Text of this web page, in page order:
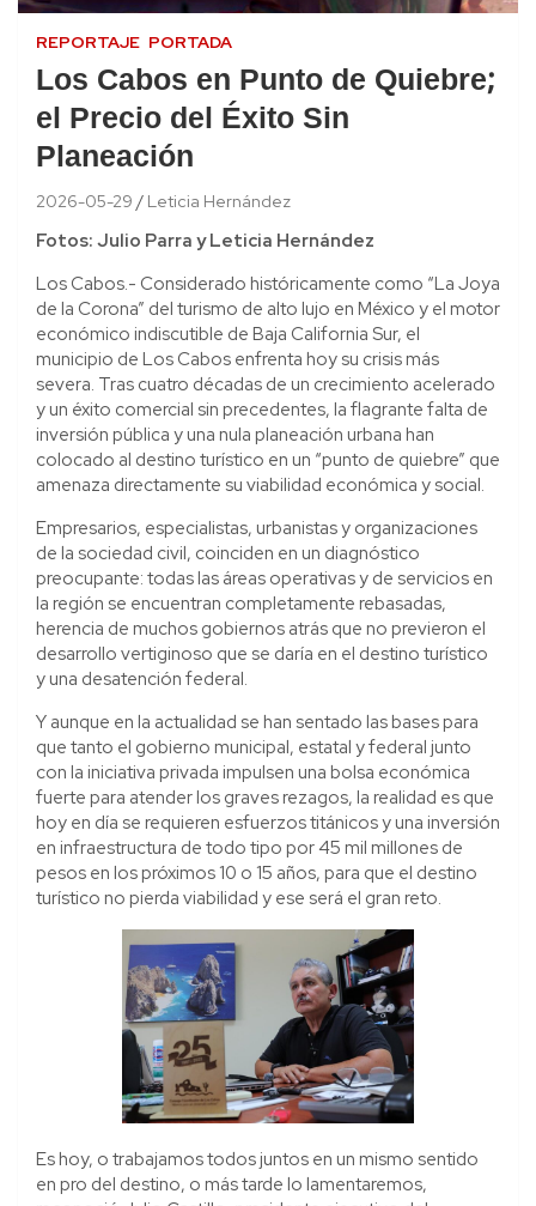
REPORTAJE PORTADA
Los Cabos en Punto de Quiebre;
el Precio del Éxito Sin
Planeación
2026-05-29 Leticia Hernández
Fotos: Julio Parra y Leticia Hernández
Los Cabos.- Considerado históricamente como “La Joya
de la Corona” del turismo de alto lujo en México y el motor
económico indiscutible de Baja California Sur, el
municipio de Los Cabos enfrenta hoy su crisis más
severa. Tras cuatro décadas de un crecimiento acelerado
y un éxito comercial sin precedentes, la flagrante falta de
inversión pública y una nula planeación urbana han
colocado al destino turístico en un “punto de quiebre” que
amenaza directamente su viabilidad económica y social.
Empresarios, especialistas, urbanistas y organizaciones
de la sociedad civil, coinciden en un diagnóstico
preocupante: todas las áreas operativas y de servicios en
la región se encuentran completamente rebasadas,
herencia de muchos gobiernos atrás que no previeron el
desarrollo vertiginoso que se daría en el destino turístico
y una desatención federal.
Y aunque en la actualidad se han sentado las bases para
que tanto el gobierno municipal, estatal y federal junto
con la iniciativa privada impulsen una bolsa económica
fuerte para atender los graves rezagos, la realidad es que
hoy en día se requieren esfuerzos titánicos y una inversión
en infraestructura de todo tipo por 45 mil millones de
pesos en los próximos 10 o 15 años, para que el destino
turístico no pierda viabilidad y ese será el gran reto.
Es hoy, o trabajamos todos juntos en un mismo sentido
en pro del destino, o más tarde lo lamentaremos,